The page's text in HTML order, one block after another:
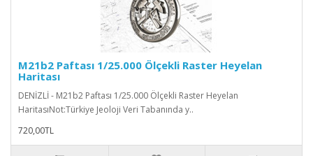
M21b2 Paftası 1/25.000 Ölçekli Raster Heyelan
Haritası
DENİZLİ - M21b2 Paftası 1/25.000 Ölçekli Raster Heyelan
HaritasıNot:Türkiye Jeoloji Veri Tabanında y..
720,00TL